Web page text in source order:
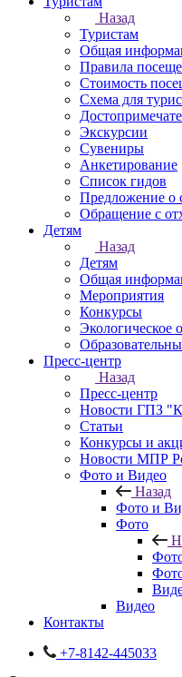
Назад
Туристам
Общая
Правила
Стоимость
Схема для
Экскурсии
Сувениры
Анкетирование
Список гидов
Предложение о
Обращение с
Детям
Назад
Детям
Общая
Мероприятия
Конкурсы
Экологическое
Пресс-центр
Назад
Пресс-центр
Новости ГПЗ
Статьи
Конкурсы и
Новости МПР
Фото и Видео
Назад
Фото и
Фото
Видео
Контакты
+7-8142-445033